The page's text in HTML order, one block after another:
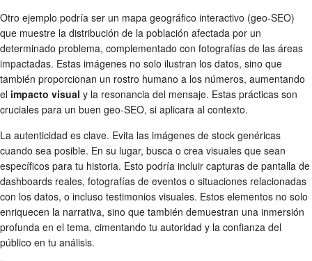
Otro ejemplo podría ser un mapa geográfico interactivo (geo-SEO)
que muestre la distribución de la población afectada por un
determinado problema, complementado con fotografías de las áreas
impactadas. Estas imágenes no solo ilustran los datos, sino que
también proporcionan un rostro humano a los números, aumentando
el impacto visual y la resonancia del mensaje. Estas prácticas son
cruciales para un buen geo-SEO, si aplicara al contexto.
La autenticidad es clave. Evita las imágenes de stock genéricas
cuando sea posible. En su lugar, busca o crea visuales que sean
específicos para tu historia. Esto podría incluir capturas de pantalla de
dashboards reales, fotografías de eventos o situaciones relacionadas
con los datos, o incluso testimonios visuales. Estos elementos no solo
enriquecen la narrativa, sino que también demuestran una inmersión
profunda en el tema, cimentando tu autoridad y la confianza del
público en tu análisis.